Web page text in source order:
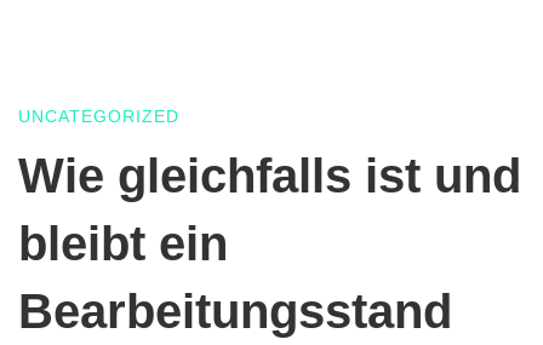
Wie
gleichfalls
ist
UNCATEGORIZED
Wie gleichfalls ist und
bleibt ein
Bearbeitungsstand